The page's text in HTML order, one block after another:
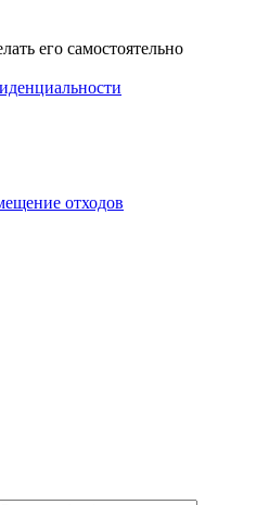
его самостоятельно
отходов